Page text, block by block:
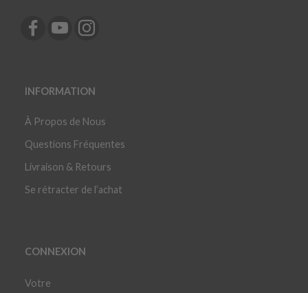
INFORMATION
À Propos de Nous
Questions Fréquentes
Livraison & Retours
Se rétracter de l’achat
CONNEXION
Votre